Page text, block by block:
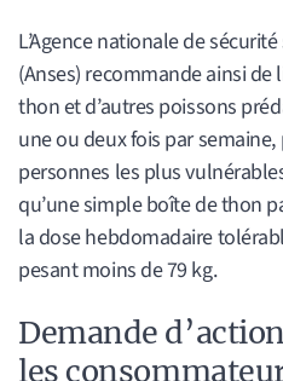
L’Agence nationale de
(Anses) recommande ainsi
thon et d’autres poissons
une ou deux fois par
personnes les plus
qu’une simple boîte de thon
la dose hebdomadaire
pesant moins de 79 kg.
Demande
les